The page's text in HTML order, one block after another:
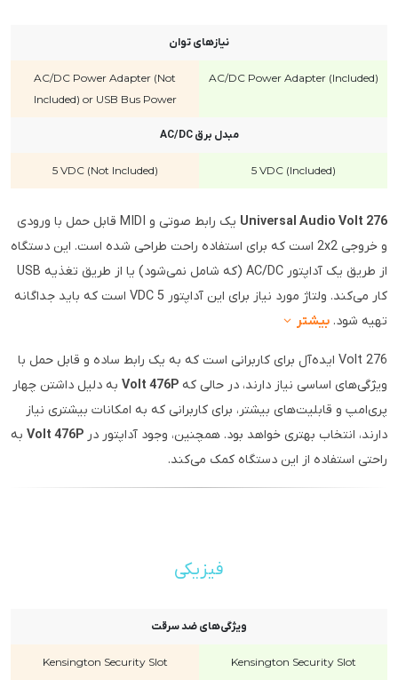
نیازهای توان
AC/DC Power Adapter (Included)
AC/DC Power Adapter (Not
Included) or USB Bus Power
مبدل برق AC/DC
5 VDC (Included)
5 VDC (Not Included)
Universal Audio Volt 276
یک رابط صوتی و MIDI قابل حمل با ورودی
و خروجی 2x2 است که برای استفاده راحت طراحی شده است. این دستگاه
از طریق یک آداپتور AC/DC (که شامل نمی‌شود) یا از طریق تغذیه USB
کار می‌کند. ولتاژ مورد نیاز برای این آداپتور 5 VDC است که باید جداگانه
تهیه شود. بیشتر
Volt 276 ایده‌آل برای کاربرانی است که به یک رابط ساده و قابل حمل با
ویژگی‌های اساسی نیاز دارند، در حالی که Volt 476P به دلیل داشتن چهار
پری‌امپ و قابلیت‌های بیشتر، برای کاربرانی که به امکانات بیشتری نیاز
دارند، انتخاب بهتری خواهد بود. همچنین، وجود آداپتور در Volt 476P به
راحتی استفاده از این دستگاه کمک می‌کند.
فیزیکی
ویژگی‌های ضد سرقت
Kensington Security Slot
Kensington Security Slot